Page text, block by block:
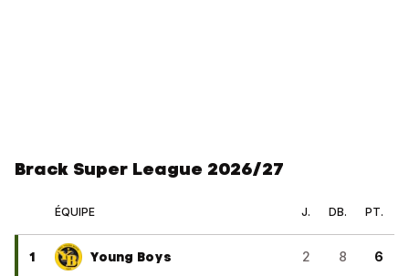
Brack Super League 2026/27
ÉQUIPE J. DB. PT.
1 Young Boys 2 8 6